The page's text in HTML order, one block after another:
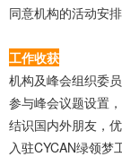
同意机构的活动安
工作收获
机构及峰会组织委
参与峰会议题设置
结识国内外朋友，
入驻CYCAN绿领梦